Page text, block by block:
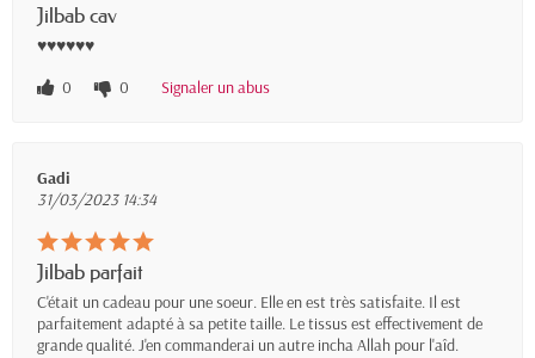
Jilbab cav
♥️♥️♥️♥️♥️♥️
0
0 Signaler un abus
Gadi
31/03/2023 14:34
Jilbab parfait
C'était un cadeau pour une soeur. Elle en est très satisfaite. Il est
parfaitement adapté à sa petite taille. Le tissus est effectivement de
grande qualité. J'en commanderai un autre incha Allah pour l'aîd.